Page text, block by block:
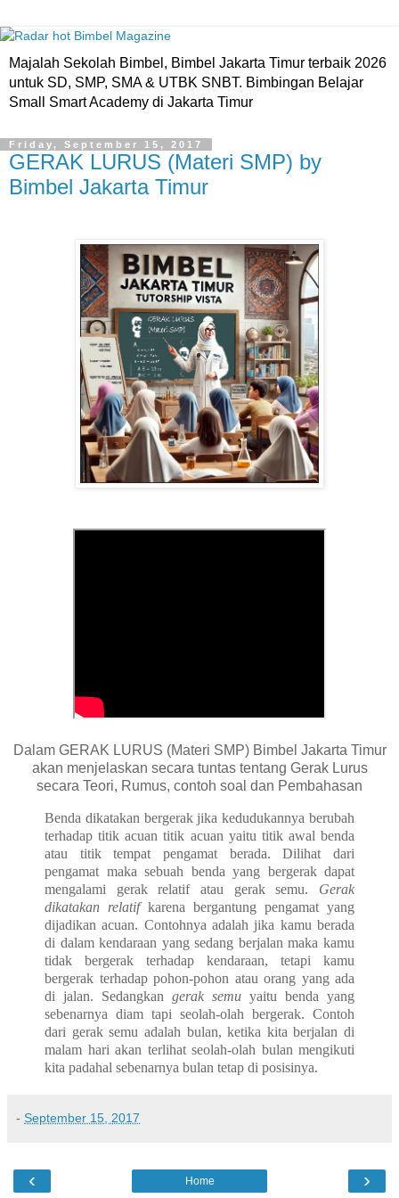
Majalah Sekolah Bimbel, Bimbel Jakarta Timur terbaik 2026
untuk SD, SMP, SMA & UTBK SNBT. Bimbingan Belajar
Small Smart Academy di Jakarta Timur
Friday, September 15, 2017
GERAK LURUS (Materi SMP) by
Bimbel Jakarta Timur
Dalam GERAK LURUS (Materi SMP) Bimbel Jakarta Timur
akan menjelaskan secara tuntas tentang Gerak Lurus
secara Teori, Rumus, contoh soal dan Pembahasan
Benda dikatakan bergerak jika kedudukannya berubah
terhadap titik acuan titik acuan yaitu titik awal benda
atau titik tempat pengamat berada. Dilihat dari
pengamat maka sebuah benda yang bergerak dapat
mengalami gerak relatif atau gerak semu. Gerak
dikatakan relatif karena bergantung pengamat yang
dijadikan acuan. Contohnya adalah jika kamu berada
di dalam kendaraan yang sedang berjalan maka kamu
tidak bergerak terhadap kendaraan, tetapi kamu
bergerak terhadap pohon-pohon atau orang yang ada
di jalan. Sedangkan gerak semu yaitu benda yang
sebenarnya diam tapi seolah-olah bergerak. Contoh
dari gerak semu adalah bulan, ketika kita berjalan di
malam hari akan terlihat seolah-olah bulan mengikuti
kita padahal sebenarnya bulan tetap di posisinya.
- September 15, 2017
‹ ›
Home